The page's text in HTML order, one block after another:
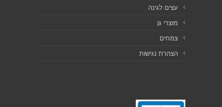
עצים לגינה
מוצרי גן
צמחים
הצהרת נגישות